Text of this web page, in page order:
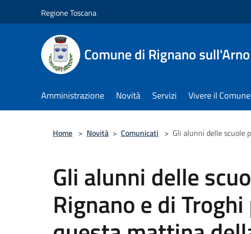
Regione Toscana
Comune di Rignano sull'Arno
Amministrazione Novità Servizi Vivere il Comune
Home > Novità > Comunicati > Gli alunni delle scuole
Gli alunni delle
Rignano e di